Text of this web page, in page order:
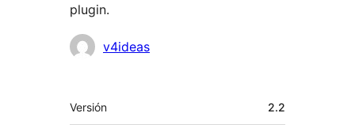
plugin.
Colaboradores
v4ideas
Meta
Versión 2.2